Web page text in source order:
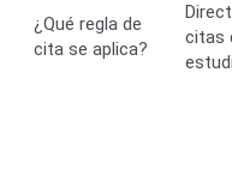
¿Qué regla de
cita se aplica?
citas